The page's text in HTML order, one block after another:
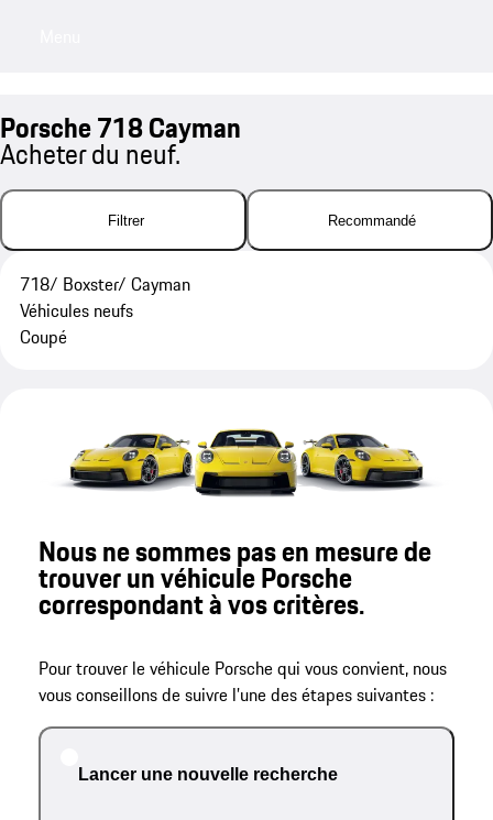
Porsche 718 Cayman
Acheter du neuf.
Filtrer Recommandé
718/ Boxster/ Cayman
Véhicules neufs
Coupé
Nous ne sommes pas en mesure de
trouver un véhicule Porsche
correspondant à vos critères.
Pour trouver le véhicule Porsche qui vous convient, nous
vous conseillons de suivre l’une des étapes suivantes :
Lancer une nouvelle recherche